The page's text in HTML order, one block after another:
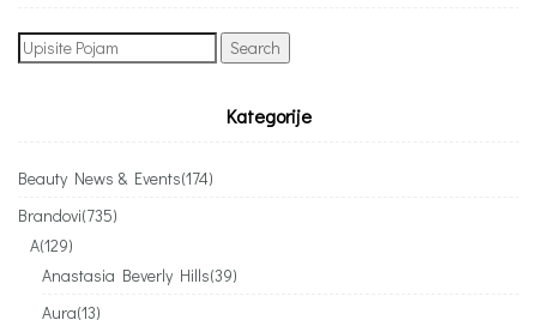
Search
for:
Kategorije
Beauty News & Events(174)
Brandovi(735)
A(129)
Anastasia Beverly Hills(39)
Aura(13)